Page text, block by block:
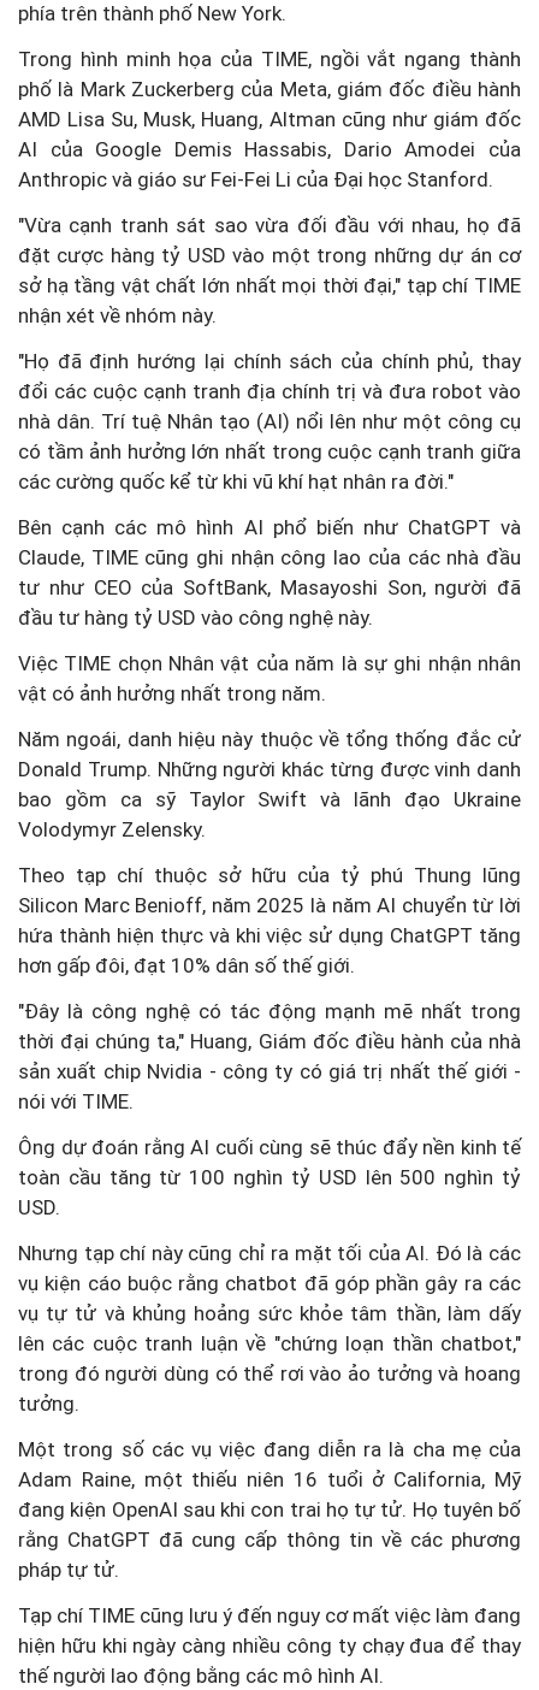
phía trên thành phố New York.
Trong hình minh họa của TIME, ngồi vắt ngang thành
phố là Mark Zuckerberg của Meta, giám đốc điều hành
AMD Lisa Su, Musk, Huang, Altman cũng như giám đốc
AI của Google Demis Hassabis, Dario Amodei của
Anthropic và giáo sư Fei-Fei Li của Đại học Stanford.
"Vừa cạnh tranh sát sao vừa đối đầu với nhau, họ đã
đặt cược hàng tỷ USD vào một trong những dự án cơ
sở hạ tầng vật chất lớn nhất mọi thời đại," tạp chí TIME
nhận xét về nhóm này.
"Họ đã định hướng lại chính sách của chính phủ, thay
đổi các cuộc cạnh tranh địa chính trị và đưa robot vào
nhà dân. Trí tuệ Nhân tạo (AI) nổi lên như một công cụ
có tầm ảnh hưởng lớn nhất trong cuộc cạnh tranh giữa
các cường quốc kể từ khi vũ khí hạt nhân ra đời."
Bên cạnh các mô hình AI phổ biến như ChatGPT và
Claude, TIME cũng ghi nhận công lao của các nhà đầu
tư như CEO của SoftBank, Masayoshi Son, người đã
đầu tư hàng tỷ USD vào công nghệ này.
Việc TIME chọn Nhân vật của năm là sự ghi nhận nhân
vật có ảnh hưởng nhất trong năm.
Năm ngoái, danh hiệu này thuộc về tổng thống đắc cử
Donald Trump. Những người khác từng được vinh danh
bao gồm ca sỹ Taylor Swift và lãnh đạo Ukraine
Volodymyr Zelensky.
Theo tạp chí thuộc sở hữu của tỷ phú Thung lũng
Silicon Marc Benioff, năm 2025 là năm AI chuyển từ lời
hứa thành hiện thực và khi việc sử dụng ChatGPT tăng
hơn gấp đôi, đạt 10% dân số thế giới.
"Đây là công nghệ có tác động mạnh mẽ nhất trong
thời đại chúng ta," Huang, Giám đốc điều hành của nhà
sản xuất chip Nvidia - công ty có giá trị nhất thế giới -
nói với TIME.
Ông dự đoán rằng AI cuối cùng sẽ thúc đẩy nền kinh tế
toàn cầu tăng từ 100 nghìn tỷ USD lên 500 nghìn tỷ
USD.
Nhưng tạp chí này cũng chỉ ra mặt tối của AI. Đó là các
vụ kiện cáo buộc rằng chatbot đã góp phần gây ra các
vụ tự tử và khủng hoảng sức khỏe tâm thần, làm dấy
lên các cuộc tranh luận về "chứng loạn thần chatbot,"
trong đó người dùng có thể rơi vào ảo tưởng và hoang
tưởng.
Một trong số các vụ việc đang diễn ra là cha mẹ của
Adam Raine, một thiếu niên 16 tuổi ở California, Mỹ
đang kiện OpenAI sau khi con trai họ tự tử. Họ tuyên bố
rằng ChatGPT đã cung cấp thông tin về các phương
pháp tự tử.
Tạp chí TIME cũng lưu ý đến nguy cơ mất việc làm đang
hiện hữu khi ngày càng nhiều công ty chạy đua để thay
thế người lao động bằng các mô hình AI.